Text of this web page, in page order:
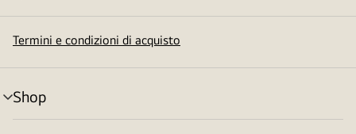
Termini e condizioni di acquisto
Shop
Attivazione
menu